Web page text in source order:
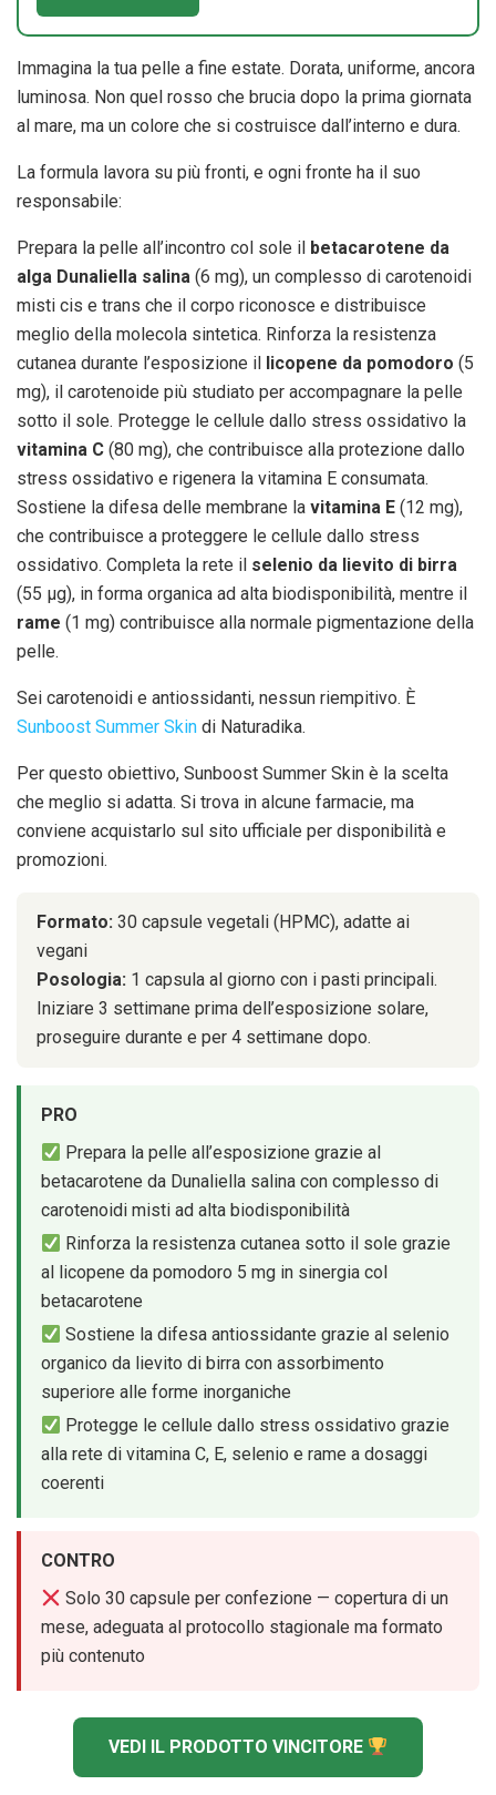
Immagina la tua pelle a fine estate. Dorata, uniforme, ancora
luminosa. Non quel rosso che brucia dopo la prima giornata
al mare, ma un colore che si costruisce dall’interno e dura.
La formula lavora su più fronti, e ogni fronte ha il suo
responsabile:
Prepara la pelle all’incontro col sole il betacarotene da
alga Dunaliella salina (6 mg), un complesso di carotenoidi
misti cis e trans che il corpo riconosce e distribuisce
meglio della molecola sintetica. Rinforza la resistenza
cutanea durante l’esposizione il licopene da pomodoro (5
mg), il carotenoide più studiato per accompagnare la pelle
sotto il sole. Protegge le cellule dallo stress ossidativo la
vitamina C (80 mg), che contribuisce alla protezione dallo
stress ossidativo e rigenera la vitamina E consumata.
Sostiene la difesa delle membrane la vitamina E (12 mg),
che contribuisce a proteggere le cellule dallo stress
ossidativo. Completa la rete il selenio da lievito di birra
(55 μg), in forma organica ad alta biodisponibilità, mentre il
rame (1 mg) contribuisce alla normale pigmentazione della
pelle.
Sei carotenoidi e antiossidanti, nessun riempitivo. È
Sunboost Summer Skin di Naturadika.
Per questo obiettivo, Sunboost Summer Skin è la scelta
che meglio si adatta. Si trova in alcune farmacie, ma
conviene acquistarlo sul sito ufficiale per disponibilità e
promozioni.
Formato: 30 capsule vegetali (HPMC), adatte ai
vegani
Posologia: 1 capsula al giorno con i pasti principali.
Iniziare 3 settimane prima dell’esposizione solare,
proseguire durante e per 4 settimane dopo.
PRO
Prepara la pelle all’esposizione grazie al
betacarotene da Dunaliella salina con complesso di
carotenoidi misti ad alta biodisponibilità
Rinforza la resistenza cutanea sotto il sole grazie
al licopene da pomodoro 5 mg in sinergia col
betacarotene
Sostiene la difesa antiossidante grazie al selenio
organico da lievito di birra con assorbimento
superiore alle forme inorganiche
Protegge le cellule dallo stress ossidativo grazie
alla rete di vitamina C, E, selenio e rame a dosaggi
coerenti
CONTRO
Solo 30 capsule per confezione — copertura di un
mese, adeguata al protocollo stagionale ma formato
più contenuto
VEDI IL PRODOTTO VINCITORE